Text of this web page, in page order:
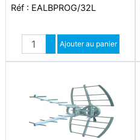
Réf : EALBPROG/32L
Quantité
Augmenter quantité
Diminuer quantité
Ajouter au panier